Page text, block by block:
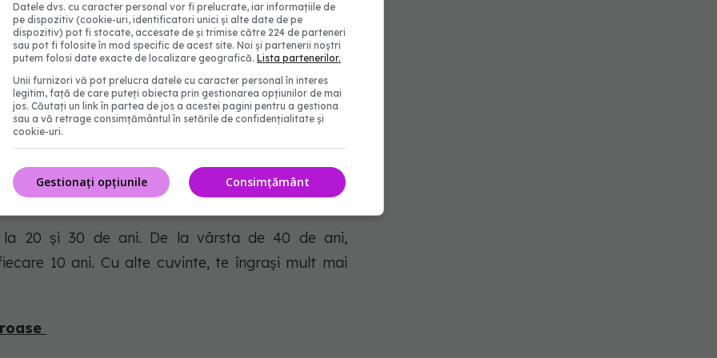
în greutate
stil de viață sedentar care favorizează creșterea
acest obicei al stilului de viață poate duce la
boli cardiovasculare. Practicarea sportului
acest cerc vicios.
ani
la 20 și 30 de ani. De la vârsta de 40 de ani,
10 ani. Cu alte cuvinte, te îngrași mult mai
Datele dvs. cu caracter personal vor fi prelucrate, iar informațiile de
pe dispozitiv (cookie-uri, identificatori unici și alte date de pe
dispozitiv) pot fi stocate, accesate de și trimise către 224 de parteneri
sau pot fi folosite în mod specific de acest site. Noi și partenerii noștri
putem folosi date exacte de localizare geografică. Lista partenerilor.
Unii furnizori vă pot prelucra datele cu caracter personal în interes
legitim, față de care puteți obiecta prin gestionarea opțiunilor de mai
jos. Căutați un link în partea de jos a acestei pagini pentru a gestiona
sau a vă retrage consimțământul în setările de confidențialitate și
cookie-uri.
Consimțământ
Gestionați opțiunile